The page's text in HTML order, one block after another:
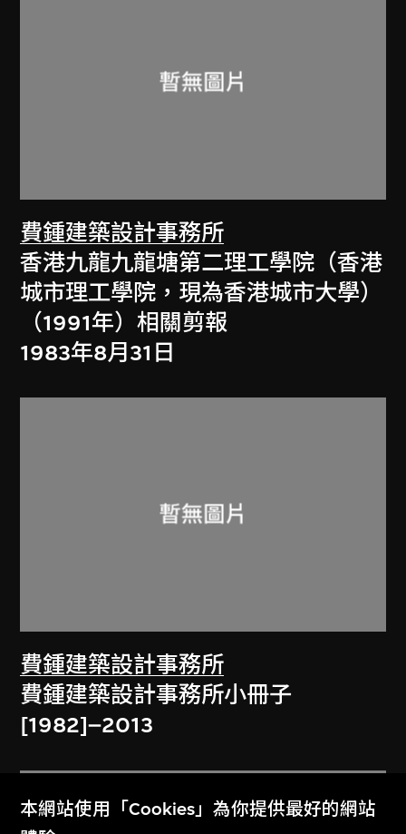
費鍾建築設計事務所
香港九龍九龍塘第二理工學院（香港
城市理工學院，現為香港城市大學）
（1991年）相關剪報
1983年8月31日
費鍾建築設計事務所
費鍾建築設計事務所小冊子
[1982]–2013
本網站使用「Cookies」為你提供最好的網站